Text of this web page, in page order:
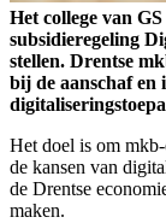
Het college van
subsidieregeling
stellen. Drentse
bij de aanschaf en
Het doel is om
de kansen van
de Drentse
maken.